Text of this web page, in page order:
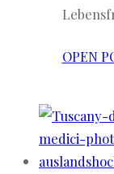
OPEN